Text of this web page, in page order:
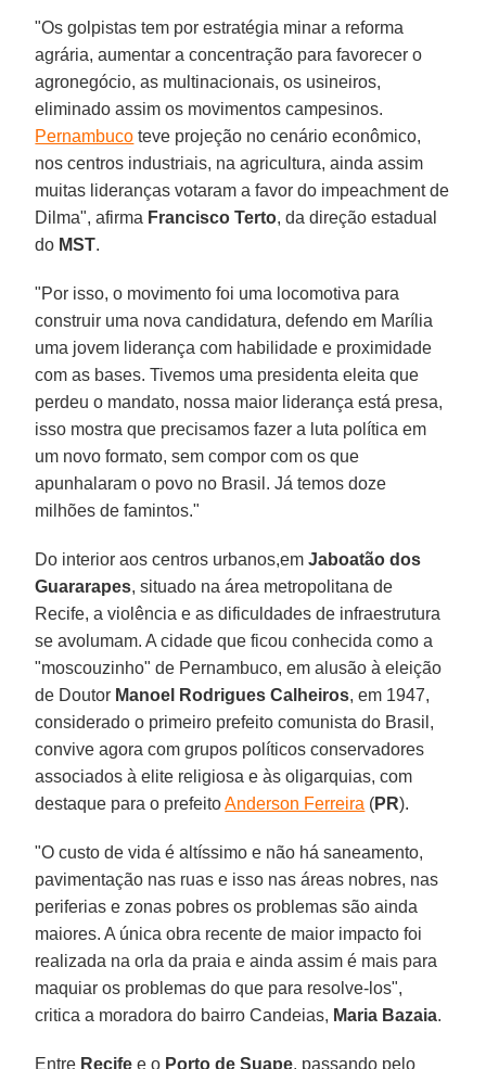
"Os golpistas tem por estratégia minar a reforma
agrária, aumentar a concentração para favorecer o
agronegócio, as multinacionais, os usineiros,
eliminado assim os movimentos campesinos.
Pernambuco teve projeção no cenário econômico,
nos centros industriais, na agricultura, ainda assim
muitas lideranças votaram a favor do impeachment de
Dilma", afirma Francisco Terto, da direção estadual
do MST.
"Por isso, o movimento foi uma locomotiva para
construir uma nova candidatura, defendo em Marília
uma jovem liderança com habilidade e proximidade
com as bases. Tivemos uma presidenta eleita que
perdeu o mandato, nossa maior liderança está presa,
isso mostra que precisamos fazer a luta política em
um novo formato, sem compor com os que
apunhalaram o povo no Brasil. Já temos doze
milhões de famintos."
Do interior aos centros urbanos,emJaboatão dos
Guararapes, situado na área metropolitana de
Recife, a violência e as dificuldades de infraestrutura
se avolumam. A cidade que ficou conhecida como a
"moscouzinho" de Pernambuco, em alusão à eleição
de Doutor Manoel Rodrigues Calheiros, em 1947,
considerado o primeiro prefeito comunista do Brasil,
convive agora com grupos políticos conservadores
associados à elite religiosa e às oligarquias, com
destaque para o prefeitoAnderson Ferreira (PR).
"O custo de vida é altíssimo e não há saneamento,
pavimentação nas ruas e isso nas áreas nobres, nas
periferias e zonas pobres os problemas são ainda
maiores. A única obra recente de maior impacto foi
realizada na orla da praia e ainda assim é mais para
maquiar os problemas do que para resolve-los",
critica a moradora do bairro Candeias, Maria Bazaia.
Entre Recife e o Porto de Suape, passando pelo